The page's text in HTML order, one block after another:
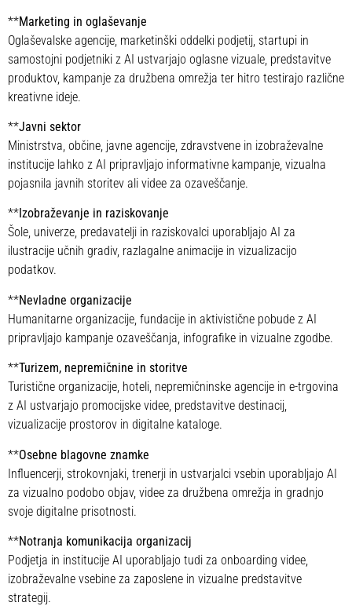
**Marketing in oglaševanje
Oglaševalske agencije, marketinški oddelki podjetij, startupi in
samostojni podjetniki z AI ustvarjajo oglasne vizuale, predstavitve
produktov, kampanje za družbena omrežja ter hitro testirajo različne
kreativne ideje.
**Javni sektor
Ministrstva, občine, javne agencije, zdravstvene in izobraževalne
institucije lahko z AI pripravljajo informativne kampanje, vizualna
pojasnila javnih storitev ali videe za ozaveščanje.
** Izobraževanje in raziskovanje
Šole, univerze, predavatelji in raziskovalci uporabljajo AI za
ilustracije učnih gradiv, razlagalne animacije in vizualizacijo
podatkov.
**Nevladne organizacije
Humanitarne organizacije, fundacije in aktivistične pobude z AI
pripravljajo kampanje ozaveščanja, infografike in vizualne zgodbe.
**Turizem, nepremičnine in storitve
Turistične organizacije, hoteli, nepremičninske agencije in e-trgovina
z AI ustvarjajo promocijske videe, predstavitve destinacij,
vizualizacije prostorov in digitalne kataloge.
**Osebne blagovne znamke
Influencerji, strokovnjaki, trenerji in ustvarjalci vsebin uporabljajo AI
za vizualno podobo objav, videe za družbena omrežja in gradnjo
svoje digitalne prisotnosti.
**Notranja komunikacija organizacij
Podjetja in institucije AI uporabljajo tudi za onboarding videe,
izobraževalne vsebine za zaposlene in vizualne predstavitve
strategij.